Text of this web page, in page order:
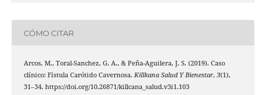
CÓMO CITAR
Arcos, M., Toral-Sanchez, G. A., & Peña-Aguilera, J. S. (2019). Caso
clínico: Fístula Carótido Cavernosa. Killkana Salud Y Bienestar, 3(1),
31–34. https://doi.org/10.26871/killcana_salud.v3i1.103